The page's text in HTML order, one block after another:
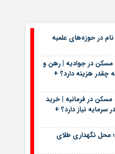
در حوزه‌های علمیه
در جوادیه | رهن و
منطقه چقدر هزینه دارد؟ +
در فرمانیه | خرید
سرمایه نیاز دارد؟ +
محل نگهداری طلای